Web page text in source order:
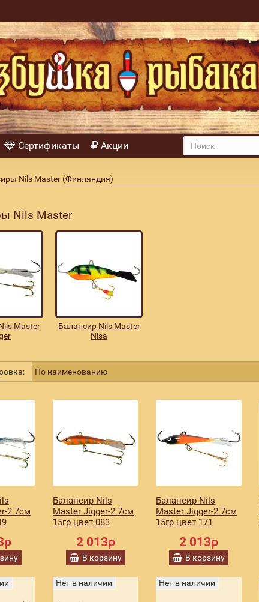
Сертификаты Акции
Nils Master (Финляндия)
Nils Master
Master
Балансир Nils Master
Nisa
2 7см
Балансир Nils
Master Jigger-2 7см
15гр цвет 083
2 013р
В корзину
Балансир Nils
Master Jigger-2 7см
15гр цвет 171
2 013р
В корзину
Нет в наличии Нет в наличии